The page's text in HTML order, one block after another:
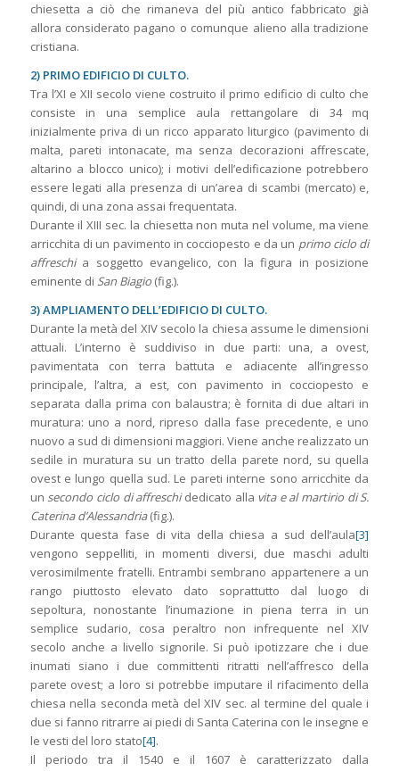
chiesetta a ciò che rimaneva del più antico fabbricato già
allora considerato pagano o comunque alieno alla tradizione
cristiana.
2) PRIMO EDIFICIO DI CULTO.
Tra l’XI e XII secolo viene costruito il primo edificio di culto che
consiste in una semplice aula rettangolare di 34 mq
inizialmente priva di un ricco apparato liturgico (pavimento di
malta, pareti intonacate, ma senza decorazioni affrescate,
altarino a blocco unico); i motivi dell’edificazione potrebbero
essere legati alla presenza di un’area di scambi (mercato) e,
quindi, di una zona assai frequentata.
Durante il XIII sec. la chiesetta non muta nel volume, ma viene
arricchita di un pavimento in cocciopesto e da un primo ciclo di
affreschia soggetto evangelico, con la figura in posizione
eminente di San Biagio(fig.).
3) AMPLIAMENTO DELL’EDIFICIO DI CULTO.
Durante la metà del XIV secolo la chiesa assume le dimensioni
attuali. L’interno è suddiviso in due parti: una, a ovest,
pavimentata con terra battuta e adiacente all’ingresso
principale, l’altra, a est, con pavimento in cocciopesto e
separata dalla prima con balaustra; è fornita di due altari in
muratura: uno a nord, ripreso dalla fase precedente, e uno
nuovo a sud di dimensioni maggiori. Viene anche realizzato un
sedile in muratura su un tratto della parete nord, su quella
ovest e lungo quella sud. Le pareti interne sono arricchite da
un secondo ciclo di affreschidedicato alla vita e al martirio di S.
Caterina d’Alessandria(fig.).
Durante questa fase di vita della chiesa a sud dell’aula[3]
vengono seppelliti, in momenti diversi, due maschi adulti
verosimilmente fratelli. Entrambi sembrano appartenere a un
rango piuttosto elevato dato soprattutto dal luogo di
sepoltura, nonostante l’inumazione in piena terra in un
semplice sudario, cosa peraltro non infrequente nel XIV
secolo anche a livello signorile. Si può ipotizzare che i due
inumati siano i due committenti ritratti nell’affresco della
parete ovest; a loro si potrebbe imputare il rifacimento della
chiesa nella seconda metà del XIV sec. al termine del quale i
due si fanno ritrarre ai piedi di Santa Caterina con le insegne e
le vesti del loro stato[4].
Il periodo tra il 1540 e il 1607 è caratterizzato dalla